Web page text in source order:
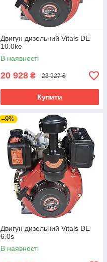
Двигун дизельний Vitals DE
10.0ke
В наявності
20 928 ₴ 23 927 ₴
Купити
–9%
Двигун дизельний Vitals DE
6.0s
В наявності